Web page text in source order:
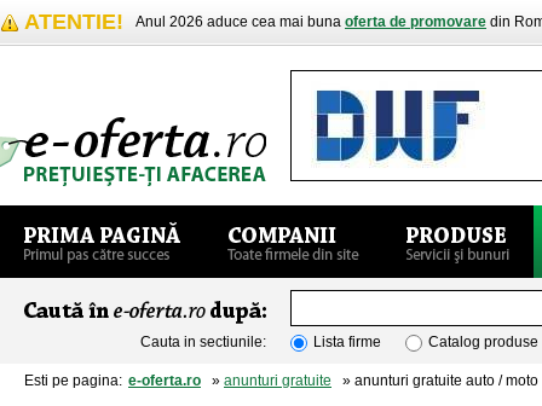
ATENTIE! Anul 2026 aduce cea mai buna oferta de promovare din
Cauta in sectiunile: Lista firme Catalog produse
Esti pe pagina: e-oferta.ro » anunturi gratuite » anunturi gratuite auto / moto